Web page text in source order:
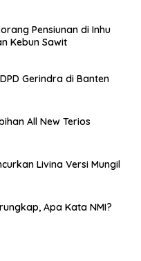
Pensiunan di Inhu
Kebun Sawit
Gerindra di Banten
All New Terios
Livina Versi Mungil
Apa Kata NMI?